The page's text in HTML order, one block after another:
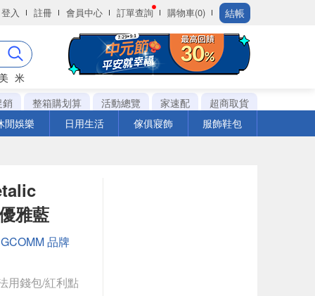
登入 註冊 會員中心 訂單查詢 購物車(0) 結帳
米
銷
整箱購划算 活動總覽 家速配
超商取貨
閒娛樂
日用生活 傢俱寢飾 服飾鞋包
雅藍
GCOMM 品牌
用錢包/紅利點